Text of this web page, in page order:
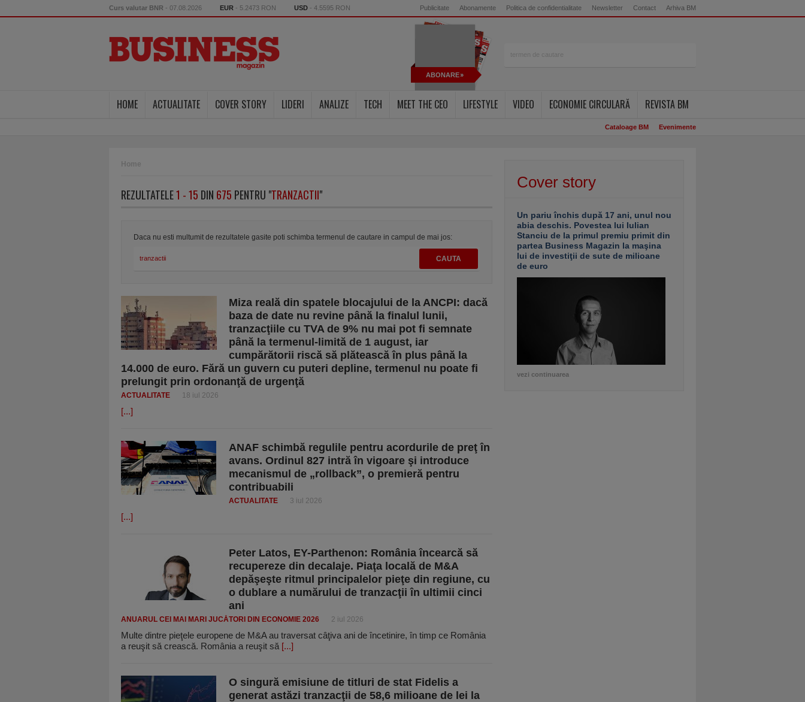
Curs valutar BNR - 07.08.2026 EUR - 5.2473 RON USD - 4.5595 RON Publicitate Abonamente Politica de confidentialitate Newsletter Contact Arhiva BM
ABONARE
HOME ACTUALITATE COVER STORY LIDERI ANALIZE TECH MEET THE CEO LIFESTYLE VIDEO ECONOMIE CIRCULARĂ REVISTA BM
Cataloage BM Evenimente
Home
REZULTATELE1 - 15 DIN 675 PENTRU "TRANZACTII"
Daca nu esti multumit de rezultatele gasite poti schimba termenul de cautare in campul de mai jos:
Miza reală din spatele blocajului de la ANCPI: dacă
baza de date nu revine până la finalul lunii,
tranzacţiile cu TVA de 9% nu mai pot fi semnate
până la termenul-limită de 1 august, iar
cumpărătorii riscă să plătească în plus până la
14.000 de euro. Fără un guvern cu puteri depline, termenul nu poate fi
prelungit prin ordonanţă de urgenţă
ACTUALITATE 18 iul 2026
[...]
ANAF schimbă regulile pentru acordurile de preţ în
avans. Ordinul 827 intră în vigoare şi introduce
mecanismul de „rollback”, o premieră pentru
contribuabili
ACTUALITATE 3 iul 2026
[...]
Peter Latos, EY-Parthenon: România încearcă să
recupereze din decalaje. Piaţa locală de M&A
depăşeşte ritmul principalelor pieţe din regiune, cu
o dublare a numărului de tranzacţii în ultimii cinci
ani
ANUARUL CEI MAI MARI JUCĂTORI DIN ECONOMIE 2026 2 iul 2026
Multe dintre pieţele europene de M&A au traversat câţiva ani de încetinire, în timp ce România
a reuşit să crească. România a reuşit să [...]
O singură emisiune de titluri de stat Fidelis a
generat astăzi tranzacţii de 58,6 milioane de lei la
Cover story
Un pariu închis după 17 ani, unul nou
abia deschis. Povestea lui Iulian
Stanciu de la primul premiu primit din
partea Business Magazin la maşina
lui de investiţii de sute de milioane
de euro
vezi continuarea